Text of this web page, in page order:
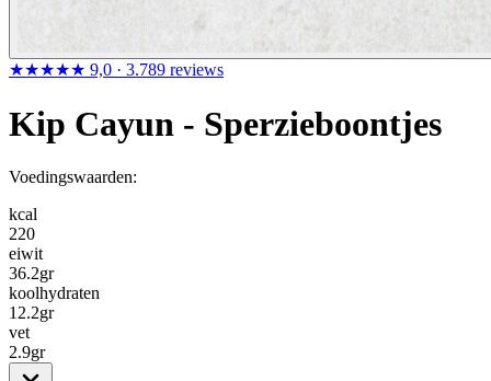
★★★★★ 9,0 · 3.789 reviews
Kip Cayun - Sperzieboontjes
Voedingswaarden:
kcal
220
eiwit
36.2gr
koolhydraten
12.2gr
vet
2.9gr